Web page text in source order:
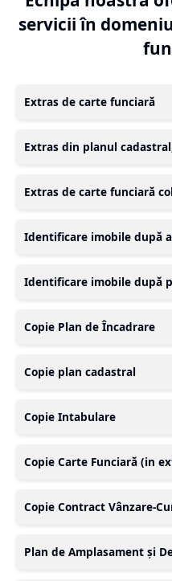
servicii în
Extras de carte funciară
Extras din planul
Extras de carte funciară
Identificare imobile după
Identificare imobile după
Copie Plan de Încadrare
Copie plan cadastral
Copie Intabulare
Copie Carte Funciară (in
Copie Contract Vânzare-
Plan de Amplasament și